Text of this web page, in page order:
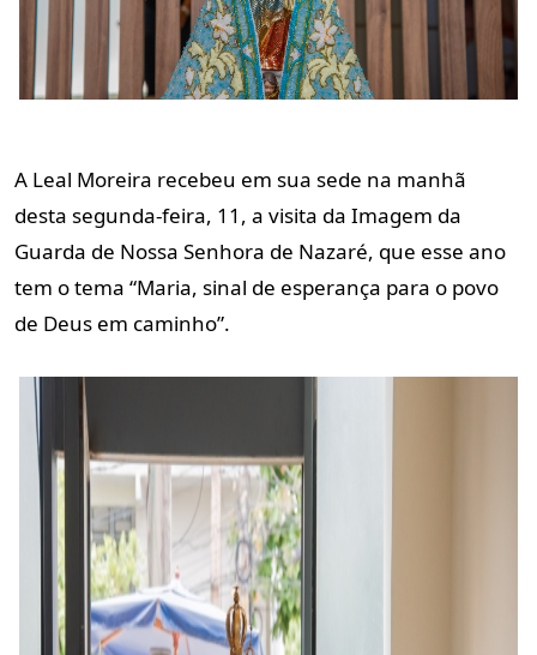
A Leal Moreira recebeu em sua sede na manhã
desta segunda-feira, 11, a visita da Imagem da
Guarda de Nossa Senhora de Nazaré, que esse ano
tem o tema “Maria, sinal de esperança para o povo
de Deus em caminho”.